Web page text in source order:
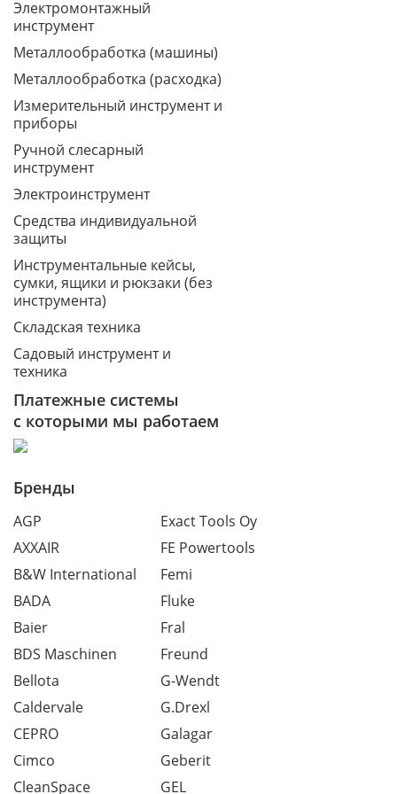
Электромонтажный
инструмент
Металлообработка (машины)
Металлообработка (расходка)
Измерительный инструмент и
приборы
Ручной слесарный
инструмент
Электроинструмент
Средства индивидуальной
защиты
Инструментальные кейсы,
сумки, ящики и рюкзаки (без
инструмента)
Складская техника
Садовый инструмент и
техника
Платежные системы
с которыми мы работаем
Бренды
AGP
AXXAIR
B&W International
BADA
Baier
BDS Maschinen
Bellota
Caldervale
CEPRO
Cimco
CleanSpace
Exact Tools Oy
FE Powertools
Femi
Fluke
Fral
Freund
G-Wendt
G.Drexl
Galagar
Geberit
GEL